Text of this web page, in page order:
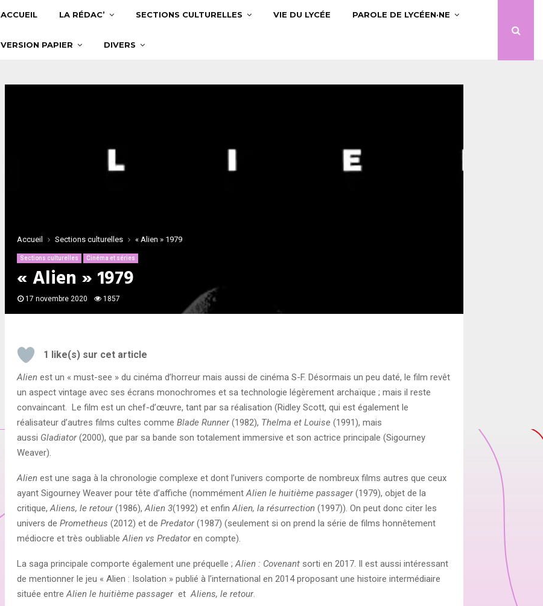
ACCUEIL LA RÉDAC’ SECTIONS CULTURELLES VIE DU LYCÉE PAROLE DE LYCÉEN·NE
VERSION PAPIER DIVERS
Accueil Sections culturelles « Alien » 1979
Sections culturelles Cinéma et séries
« Alien » 1979
17 novembre 2020 1857
1 like(s) sur cet article
Alien est un « must-see » du cinéma d’horreur mais aussi de cinéma S-F. Désormais un peu daté, le film revêt
un aspect vintage avec ses écrans monochromes et sa technologie légèrement archaïque ; mais il reste
convaincant. Le film est un chef-d’œuvre, tant par sa réalisation (Ridley Scott, qui est également le
réalisateur d’autres films cultes comme Blade Runner(1982), Thelma et Louise (1991), mais
aussi Gladiator(2000), que par sa bande son totalement immersive et son actrice principale (Sigourney
Weaver).
Alien est une saga à la chronologie complexe et dont l’univers comporte de nombreux films autres que ceux
ayant Sigourney Weaver pour tête d’affiche (nommément Alien le huitième passager(1979), objet de la
critique, Aliens, le retour(1986), Alien 3(1992) et enfin Alien, la résurrection (1997)). On peut donc citer les
univers de Prometheus (2012) et de Predator(1987) (seulement si on prend la série de films honnêtement
médiocre et très oubliable Alien vs Predatoren compte).
La saga principale comporte également une préquelle ; Alien : Covenant sorti en 2017. Il est aussi intéressant
de mentionner le jeu « Alien : Isolation » publié à l’international en 2014 proposant une histoire intermédiaire
située entre Alien le huitième passageret Aliens, le retour.